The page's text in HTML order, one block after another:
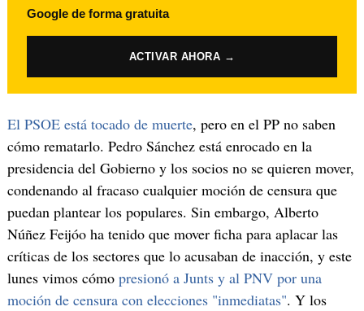
Google de forma gratuita
ACTIVAR AHORA →
El PSOE está tocado de muerte, pero en el PP no saben
cómo rematarlo. Pedro Sánchez está enrocado en la
presidencia del Gobierno y los socios no se quieren mover,
condenando al fracaso cualquier moción de censura que
puedan plantear los populares. Sin embargo, Alberto
Núñez Feijóo ha tenido que mover ficha para aplacar las
críticas de los sectores que lo acusaban de inacción, y este
lunes vimos cómo presionó a Junts y al PNV por una
moción de censura con elecciones "inmediatas". Y los